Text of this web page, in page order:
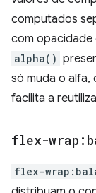
computados
com opacidade
alpha()
só muda o alfa,
facilita a
flex-
flex-